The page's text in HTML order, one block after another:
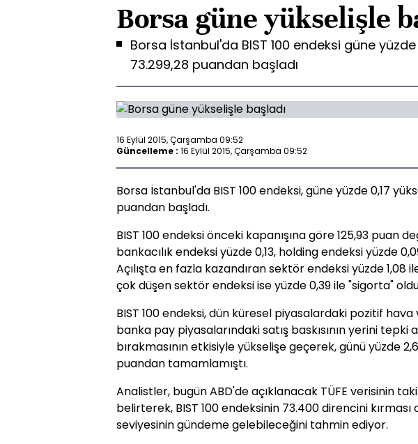
Borsa güne yükselişle
Borsa İstanbul'da BIST 100 endeksi güne yüzde
73.299,28 puandan başladı
16 Eylül 2015, Çarşamba 09:52
Güncelleme : 16 Eylül 2015, Çarşamba 09:52
Borsa İstanbul'da BIST 100 endeksi, güne yüzde 0,17
puandan başladı.
BIST 100 endeksi önceki kapanışına göre 125,93 puan
bankacılık endeksi yüzde 0,13, holding endeksi yüzde
Açılışta en fazla kazandıran sektör endeksi yüzde 1,08
çok düşen sektör endeksi ise yüzde 0,39 ile "sigorta"
BIST 100 endeksi, dün küresel piyasalardaki pozitif
banka pay piyasalarındaki satış baskısının yerini tepki
bırakmasının etkisiyle yükselişe geçerek, günü yüzde
puandan tamamlamıştı.
Analistler, bugün ABD'de açıklanacak TÜFE verisinin
belirterek, BIST 100 endeksinin 73.400 direncini
seviyesinin gündeme gelebileceğini tahmin ediyor.